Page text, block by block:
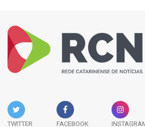
TWITTER FACEBOOK